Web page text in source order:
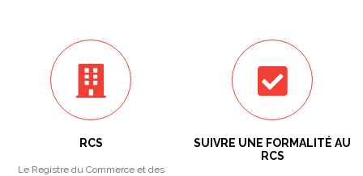
RCS
Le Registre du Commerce et des
SUIVRE UNE FORMALITÉ AU
RCS